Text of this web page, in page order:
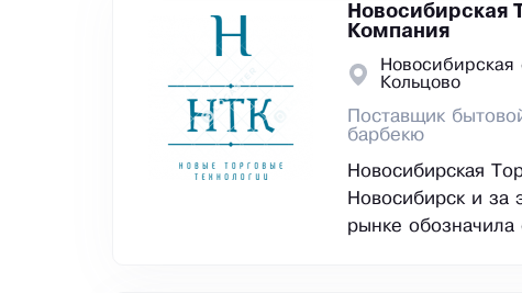
Новосибирская
Компания
Новосибирская
Кольцово
Поставщик
барбекю
Новосибирская
Новосибирск и за
рынке обозначила